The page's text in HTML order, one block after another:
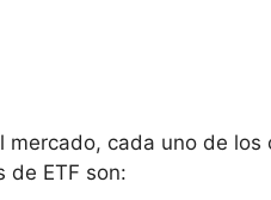
cada uno de
de ETF son: